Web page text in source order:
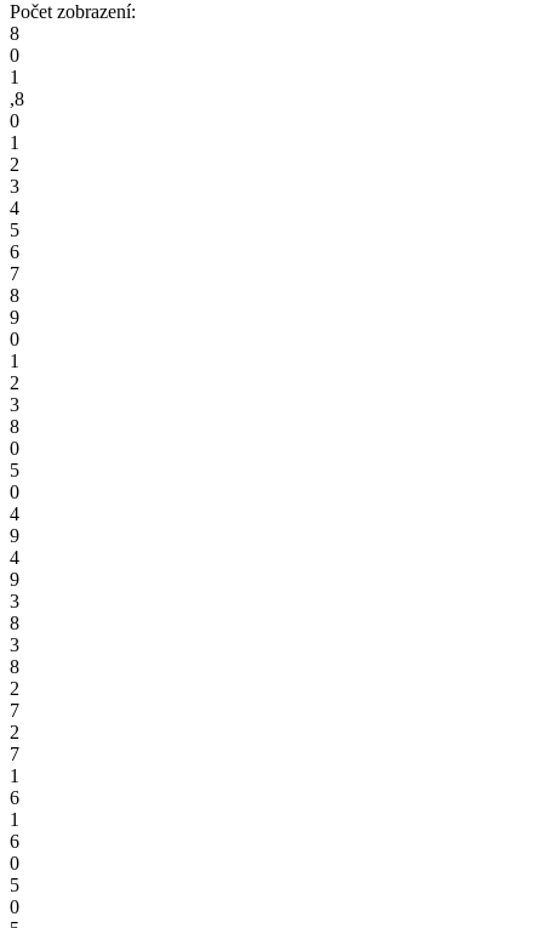
Počet zobrazení:
8
0
1
,8
0
1
2
3
4
5
6
7
8
9
0
1
2
3
8
0
5
0
4
9
4
9
3
8
3
8
2
7
2
7
1
6
1
6
0
5
0